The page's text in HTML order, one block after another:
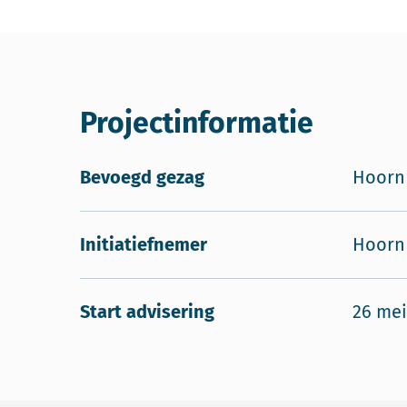
Projectinformatie
Bevoegd gezag Hoorn
Initiatiefnemer Hoorn
Start advisering 26